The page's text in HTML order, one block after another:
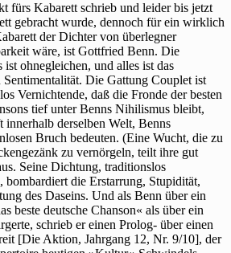
fürs Kabarett schrieb und leider bis jetzt
gebracht wurde, dennoch für ein wirklich
der Dichter von überlegner
wäre, ist Gottfried Benn. Die
ist ohnegleichen, und alles ist das
Die Gattung Couplet ist
Vernichtende, daß die Fronde der besten
tief unter Benns Nihilismus bleibt,
innerhalb derselben Welt, Benns
Bruch bedeuten. (Eine Wucht, die zu
zu vernörgeln, teilt ihre gut
Seine Dichtung, traditionslos
bombardiert die Erstarrung, Stupidität,
des Daseins. Und als Benn über ein
beste deutsche Chanson« als über ein
schrieb er einen Prolog- über einen
[Die Aktion, Jahrgang 12, Nr. 9/10], der